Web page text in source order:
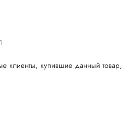
клиенты, купившие данный товар,